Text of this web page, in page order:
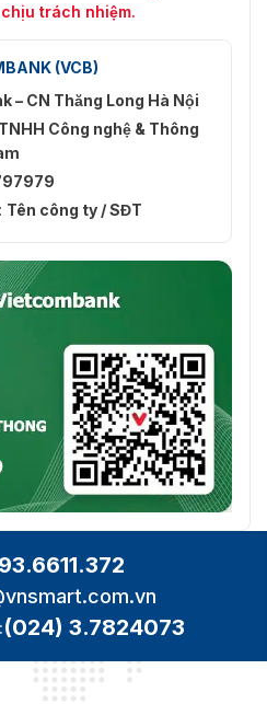
trách nhiệm.
(VCB)
– CN Thăng Long Hà Nội
Công nghệ & Thông
Tên công ty / SĐT
(024) 3.7824073